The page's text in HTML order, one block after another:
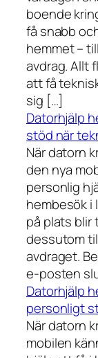
boende
få snabb
hemmet –
avdrag. Allt
att få
sig […]
Datorhjälp
stöd när
När datorn
den nya
personlig
hembesök i
på plats blir
dessutom
avdraget.
e-posten
Datorhjälp
personligt
När datorn
mobilen